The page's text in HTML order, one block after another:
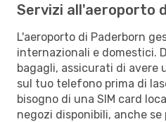
Servizi all'aeroporto
L'aeroporto di Paderborn
internazionali e domestici.
bagagli, assicurati di avere
sul tuo telefono prima di
bisogno di una SIM card
negozi disponibili, anche se